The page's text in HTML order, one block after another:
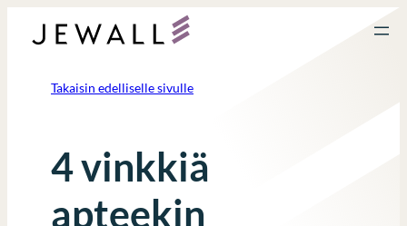
sisältöön
Takaisin edelliselle sivulle
4 vinkkiä
apteekin